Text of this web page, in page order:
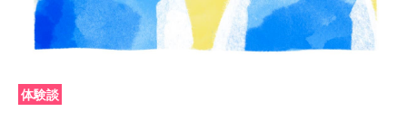
体験談